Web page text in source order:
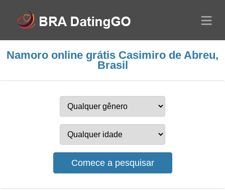
Namoro online grátis Casimiro de Abreu,
Brasil